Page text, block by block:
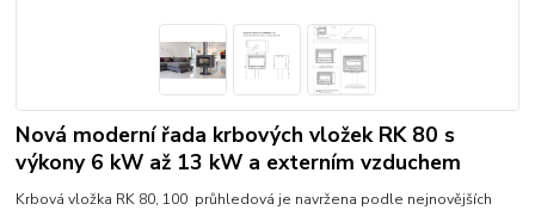
Nová moderní řada krbových vložek RK 80 s
výkony 6 kW až 13 kW a externím vzduchem
Krbová vložka RK 80, 100 průhledová je navržena podle nejnovějších